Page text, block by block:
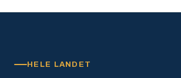
HELE LANDET